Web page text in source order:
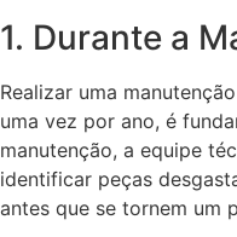
1. Durante a
Realizar uma
uma vez por ano, é
manutenção, a equipe
identificar peças
antes que se tornem um